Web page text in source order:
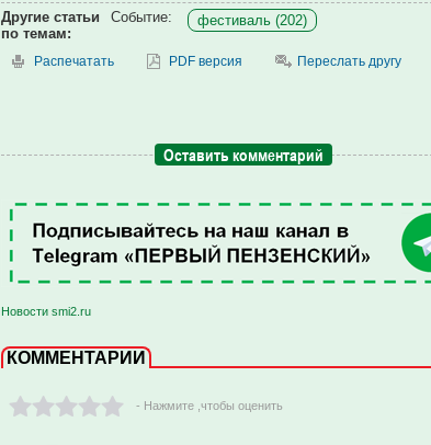
Другие статьи
по темам:
Событие: фестиваль (202)
Распечатать PDF версия Переслать другу
Оставить комментарий
Новости smi2.ru
КОММЕНТАРИИ
- Нажмите ,чтобы оценить